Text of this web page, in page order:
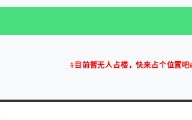
#目前暂无人占楼，快来占个位置吧